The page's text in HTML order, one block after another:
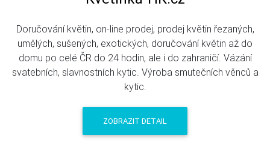
Doručování květin, on-line prodej, prodej květin řezaných,
umělých, sušených, exotických, doručování květin až do
domu po celé ČR do 24 hodin, ale i do zahraničí. Vázání
svatebních, slavnostních kytic. Výroba smutečních věnců a
kytic.
ZOBRAZIT DETAIL